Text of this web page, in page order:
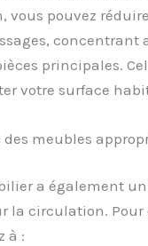
vous pouvez
concentrant
principales.
votre surface
meubles
a également
la circulation.
à :